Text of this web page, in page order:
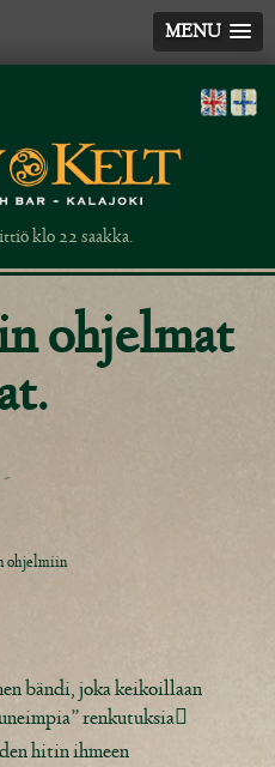
MENU
klo 22 saakka.
ohjelmat
-
ohjelmiin
bändi, joka keikoillaan
renkutuksia
hitin ihmeen